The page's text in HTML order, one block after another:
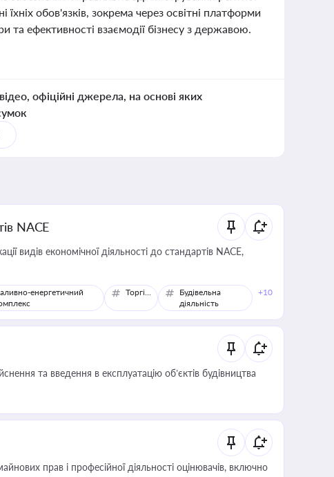
обов'язків, зокрема через освітні платформи
та ефективності взаємодії бізнесу з державою.
офіційні джерела, на основі яких
NACE
видів економічної діяльності до стандартів NACE,
енергетичний
Торгівля
Будівельна
діяльність
+10
та введення в експлуатацію об’єктів будівництва
прав і професійної діяльності оцінювачів, включно